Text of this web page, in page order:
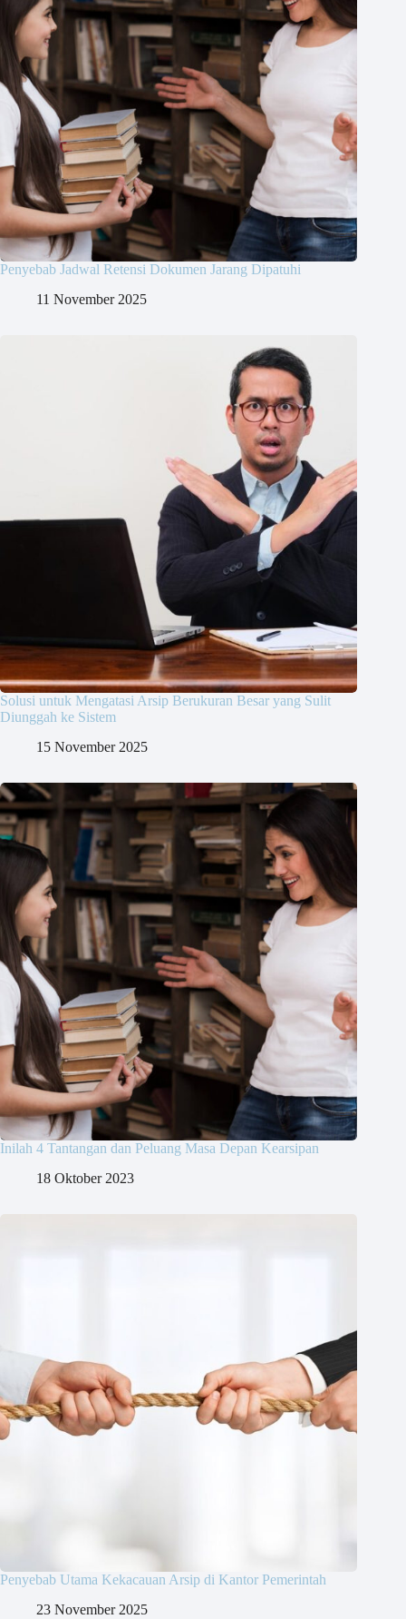
Penyebab Jadwal Retensi Dokumen Jarang Dipatuhi
11 November 2025
Solusi untuk Mengatasi Arsip Berukuran Besar yang Sulit
Diunggah ke Sistem
15 November 2025
Inilah 4 Tantangan dan Peluang Masa Depan Kearsipan
18 Oktober 2023
Penyebab Utama Kekacauan Arsip di Kantor Pemerintah
23 November 2025